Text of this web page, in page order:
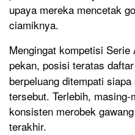
upaya mereka mencetak
ciamiknya.
Mengingat kompetisi
pekan, posisi teratas daftar
berpeluang ditempati
tersebut. Terlebih,
konsisten merobek
terakhir.